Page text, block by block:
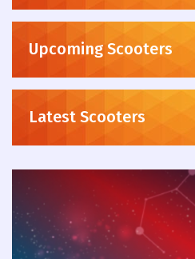
Upcoming Scooters
Latest Scooters